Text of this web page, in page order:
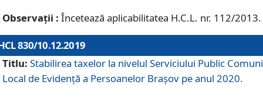
Observații : Încetează aplicabilitatea H.C.L. nr. 112/2013.
830/10.12.2019
Titlu: Stabilirea taxelor la nivelul Serviciului Public
Local de Evidenţă a Persoanelor Braşov pe anul 2020.